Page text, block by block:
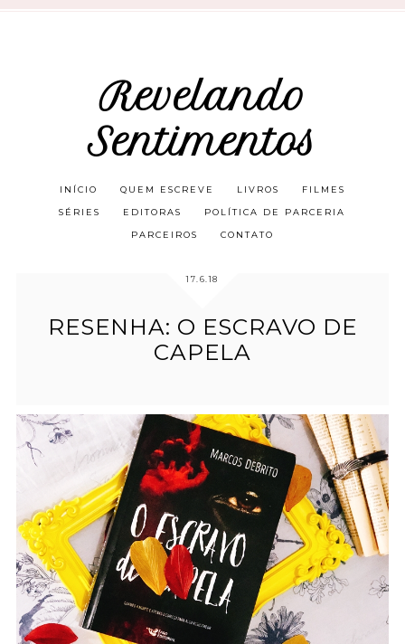
Revelando
Sentimentos
INÍCIO QUEM ESCREVE LIVROS FILMES
SÉRIES EDITORAS POLÍTICA DE PARCERIA
PARCEIROS CONTATO
17.6.18
RESENHA: O ESCRAVO DE
CAPELA